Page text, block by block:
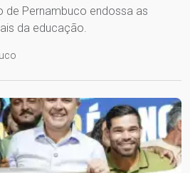
de Pernambuco endossa as
da educação​.